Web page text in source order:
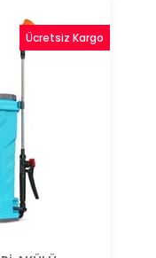
Ücretsiz Kargo